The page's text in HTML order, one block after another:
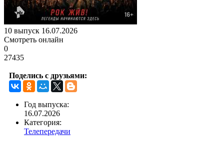
10 выпуск 16.07.2026
Смотреть онлайн
0
27435
Поделись с друзьями:
Год выпуска:
16.07.2026
Категория:
Телепередачи